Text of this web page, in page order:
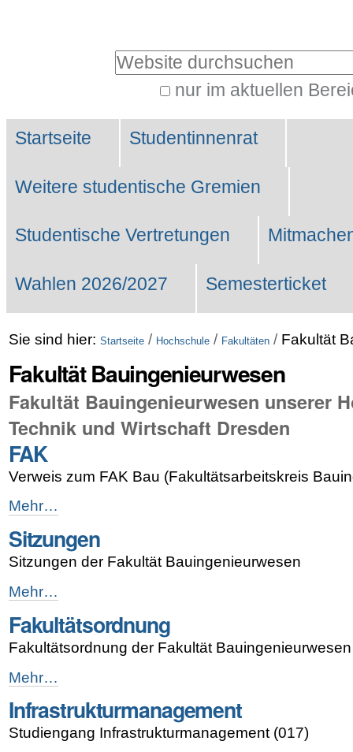
Website durchsuchen
nur im aktuellen
Suche…
Sektionen
Startseite Studentinnenrat
Weitere studentische Gremien
Studentische Vertretungen
Wahlen 2026/2027 Semesterticket
Sie sind hier: Startseite / Hochschule / Fakultäten / Fakultät
Fakultät Bauingenieurwesen
Fakultät Bauingenieurwesen unserer
Technik und Wirtschaft Dresden
FAK
Verweis zum FAK Bau (Fakultätsarbeitskreis
FAK
-
Mehr…
Sitzungen
Sitzungen der Fakultät Bauingenieurwesen
Sitzungen
-
Mehr…
Fakultätsordnung
Fakultätsordnung der Fakultät Bauingenieurwesen
Fakultätsordnung
-
Mehr…
Infrastrukturmanagement
Studiengang Infrastrukturmanagement (017)